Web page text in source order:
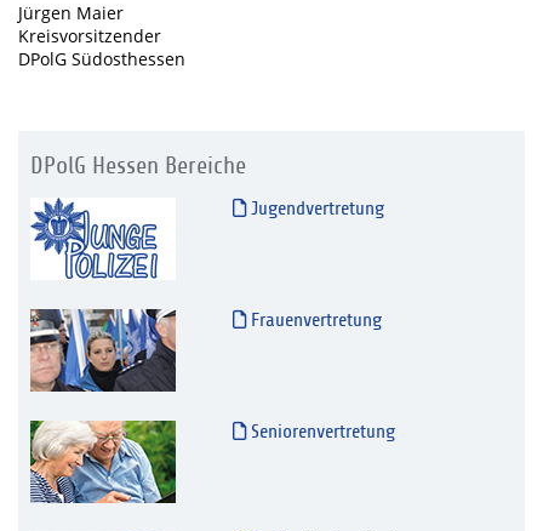
Jürgen Maier
Kreisvorsitzender
DPolG Südosthessen
DPolG Hessen Bereiche
Jugendvertretung
Frauenvertretung
Seniorenvertretung